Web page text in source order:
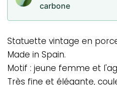
carbone
Statuette vintage en
Made in Spain.
Motif : jeune femme et
Très fine et élégante,